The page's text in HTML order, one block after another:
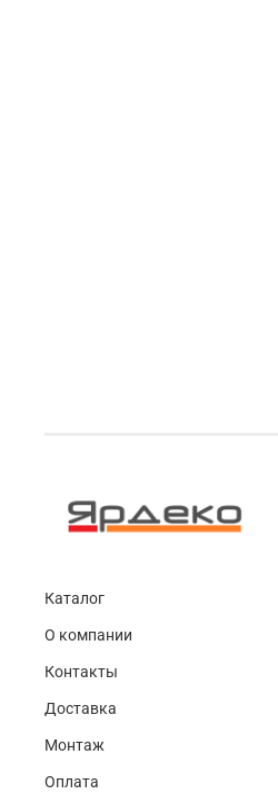
Каталог
О компании
Контакты
Доставка
Монтаж
Оплата